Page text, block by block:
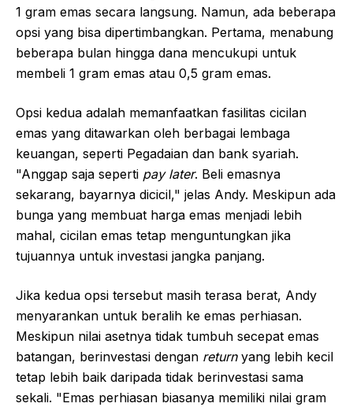
1 gram emas secara langsung. Namun, ada beberapa
opsi yang bisa dipertimbangkan. Pertama, menabung
beberapa bulan hingga dana mencukupi untuk
membeli 1 gram emas atau 0,5 gram emas.
Opsi kedua adalah memanfaatkan fasilitas cicilan
emas yang ditawarkan oleh berbagai lembaga
keuangan, seperti Pegadaian dan bank syariah.
"Anggap saja seperti pay later. Beli emasnya
sekarang, bayarnya dicicil," jelas Andy. Meskipun ada
bunga yang membuat harga emas menjadi lebih
mahal, cicilan emas tetap menguntungkan jika
tujuannya untuk investasi jangka panjang.
Jika kedua opsi tersebut masih terasa berat, Andy
menyarankan untuk beralih ke emas perhiasan.
Meskipun nilai asetnya tidak tumbuh secepat emas
batangan, berinvestasi dengan returnyang lebih kecil
tetap lebih baik daripada tidak berinvestasi sama
sekali. "Emas perhiasan biasanya memiliki nilai gram